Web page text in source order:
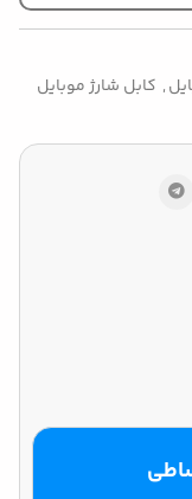
, کابل شارژ موبایل